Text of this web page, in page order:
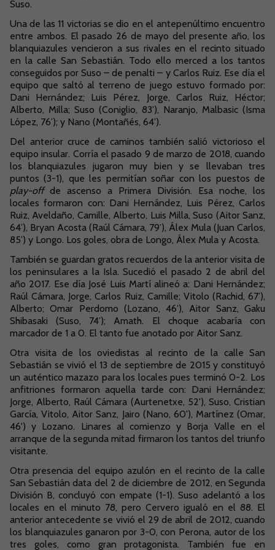
Suso.
Una de las 11 victorias se dio en el antepenúltimo encuentro
entre ambos. El pasado 26 de mayo del presente año, los
blanquiazules vencieron a sus rivales en el recinto situado
en la calle San Sebastián. Todo ello merced a los tantos
conseguidos por Suso – de penalti – y Carlos Ruiz. Ese día el
equipo que saltó al terreno de juego estuvo formado por:
Dani Hernández; Luis Pérez, Jorge, Carlos Ruiz, Héctor;
Alberto, Milla; Suso (Coniglio, 83’), Naranjo, Malbasic (Isma
López, 76’); y Nano (Montañés, 64’).
Del anterior cruce de caminos también salió victorioso el
equipo insular. Corría el pasado 9 de marzo de 2018, cuando
los blanquiazules jugaron muy bien y se llevaban tres
puntos (3-1), que les permitían soñar con los puestos de
play-offde ascenso a Primera División. Esa noche, los
locales formaron con: Dani Hernández, Luis Pérez, Carlos
Ruiz, Aveldaño, Camille, Alberto, Luis Milla, Suso (Aitor Sanz,
64’), Bryan Acosta (Raúl Cámara, 79’), Álex Mula (Juan Carlos,
85’) y Longo. Los goles, obra de Longo, Álex Mula y Acosta.
También se guardan gratos recuerdos de la anterior visita de
los peninsulares a la Isla. Sucedió el pasado 2 de abril del
año 2017. Ese día José Luis Martí alineó a: Dani Hernández;
Raúl Cámara, Jorge, Carlos Ruiz, Camille; Vitolo (Rachid, 67’),
Alberto; Omar Perdomo (Lozano, 46’), Aitor Sanz, Gaku
Shibasaki (Suso, 74’); Amath. El choque acabaría con
marcador de 1 a 0. El tanto fue anotado por Aitor Sanz.
Otra visita de los oviedistas al recinto de la calle San
Sebastián se vivió el 13 de septiembre de 2015 y constituyó
un auténtico mazazo para los locales pues terminó 0-2. Los
anfitriones formaron aquella tarde con: Dani Hernández;
Jorge, Alberto, Raúl Cámara (Aurtenetxe, 52'), Suso, Cristian
García, Vitolo, Aitor Sanz, Jairo (Nano, 60'), Martínez (Omar,
46') y Lozano. Linares al comienzo y Borja Valle en el
arranque de la segunda mitad firmaron los tantos del triunfo
visitante.
Otra presencia del equipo azulón en el recinto de la calle
San Sebastián data del 2 de diciembre de 2012, en Segunda
División B, concluyó con empate (1-1). Suso adelantó a los
locales en el minuto 78, pero Cervero igualó en el 88. El
anterior antecedente se vivió el 29 de abril de 2012, cuando
los blanquiazules ganaron por 3-0, con Perona, autor de los
tres goles, como gran protagonista. También fue en